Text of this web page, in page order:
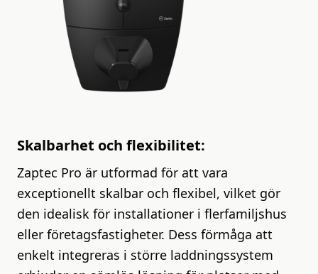
Skalbarhet och flexibilitet:
Zaptec Pro är utformad för att vara
exceptionellt skalbar och flexibel, vilket gör
den idealisk för installationer i flerfamiljshus
eller företagsfastigheter. Dess förmåga att
enkelt integreras i större laddningssystem